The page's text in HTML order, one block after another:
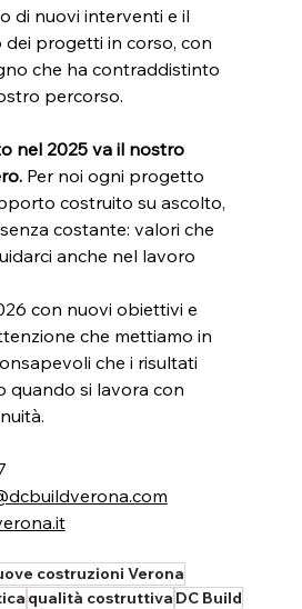
di nuovi interventi e il
progetti in corso, con
che ha contraddistinto
percorso.
nel 2025 va il nostro
Per noi ogni progetto
costruito su ascolto,
costante: valori che
anche nel lavoro
con nuovi obiettivi e
che mettiamo in
che i risultati
quando si lavora con
costruzioni Verona
qualità costruttiva DC Build